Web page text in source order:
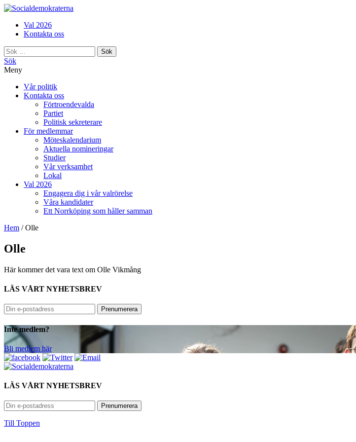
Val 2026
Kontakta oss
Sök
efter:
Sök
Meny
Vår politik
Kontakta oss
Förtroendevalda
Partiet
Politisk sekreterare
För medlemmar
Möteskalendarium
Aktuella nomineringar
Studier
Vår verksamhet
Lokal
Val 2026
Engagera dig i vår valrörelse
Våra kandidater
Ett Norrköping som håller samman
Hem /Olle
Olle
Här kommer det vara text om Olle Vikmång
LÄS VÅRT NYHETSBREV
Inte medlem?
Bli medlem här
LÄS VÅRT NYHETSBREV
Till Toppen